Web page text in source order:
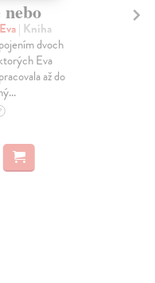
nebo
| Kniha
dvoch
Eva
až do